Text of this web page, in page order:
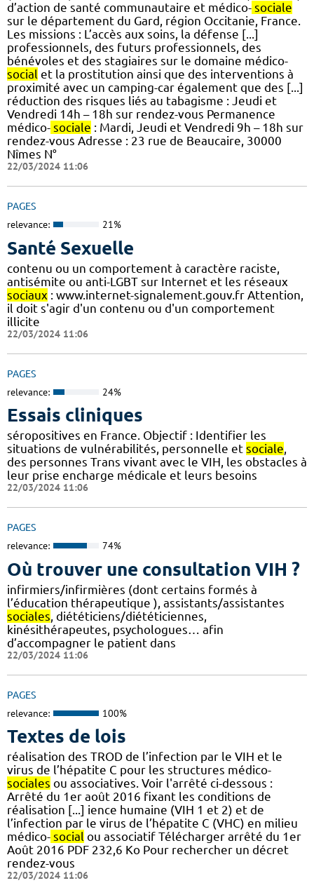
d’action de santé communautaire et médico- sociale
sur le département du Gard, région Occitanie, France.
Les missions : L’accès aux soins, la défense [...]
professionnels, des futurs professionnels, des
bénévoles et des stagiaires sur le domaine médico-
social et la prostitution ainsi que des interventions à
proximité avec un camping-car également que des [...]
réduction des risques liés au tabagisme : Jeudi et
Vendredi 14h – 18h sur rendez-vous Permanence
médico- sociale : Mardi, Jeudi et Vendredi 9h – 18h sur
rendez-vous Adresse : 23 rue de Beaucaire, 30000
Nîmes N°
22/03/2024 11:06
PAGES
relevance: 21%
Santé Sexuelle
contenu ou un comportement à caractère raciste,
antisémite ou anti-LGBT sur Internet et les réseaux
sociaux : www.internet-signalement.gouv.fr Attention,
il doit s'agir d'un contenu ou d'un comportement
illicite
22/03/2024 11:06
PAGES
relevance: 24%
Essais cliniques
séropositives en France. Objectif : Identifier les
situations de vulnérabilités, personnelle et sociale,
des personnes Trans vivant avec le VIH, les obstacles à
leur prise encharge médicale et leurs besoins
22/03/2024 11:06
PAGES
relevance: 74%
Où trouver une consultation VIH ?
infirmiers/infirmières (dont certains formés à
l’éducation thérapeutique ), assistants/assistantes
sociales , diététiciens/diététiciennes,
kinésithérapeutes, psychologues… afin
d’accompagner le patient dans
22/03/2024 11:06
PAGES
relevance: 100%
Textes de lois
réalisation des TROD de l’infection par le VIH et le
virus de l’hépatite C pour les structures médico-
sociales ou associatives. Voir l'arrêté ci-dessous :
Arrêté du 1er août 2016 fixant les conditions de
réalisation [...] ience humaine (VIH 1 et 2) et de
l’infection par le virus de l’hépatite C (VHC) en milieu
médico- social ou associatif Télécharger arrêté du 1er
Août 2016 PDF 232,6 Ko Pour rechercher un décret
rendez-vous
22/03/2024 11:06